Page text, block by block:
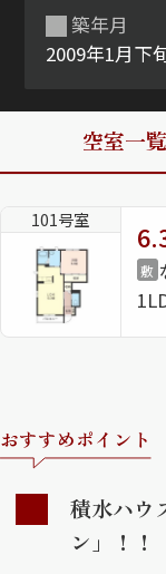
ルームツアー
ShaMaison STYLE
シャーメゾンショ
お問い合わせ・
シャーメゾンライ
築年月
2009年1月下
空室一覧
101号室
敷
おすすめポイント
積水ハウ
ン」！！